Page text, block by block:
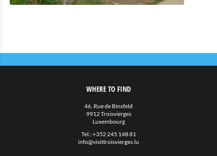
WHERE TO FIND
46, Rue de Binsfeld
9912 Troisvierges
Luxembourg
Tel.:+352 245 148 81
info@visittroisvierges.lu